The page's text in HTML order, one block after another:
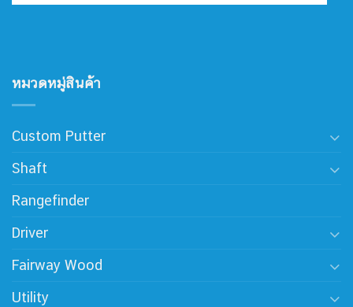
หมวดหมู่สินค้า
Custom Putter
Shaft
Rangefinder
Driver
Fairway Wood
Utility